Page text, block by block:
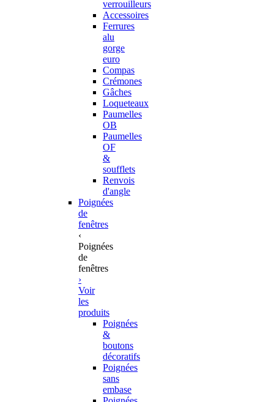
verrouilleurs
Accessoires
Ferrures
alu
gorge
euro
Compas
Crémones
Gâches
Loqueteaux
Paumelles
OB
Paumelles
OF
&
soufflets
Renvois
d'angle
Poignées
de
fenêtres
‹
Poignées
de
fenêtres
›
Voir
les
produits
Poignées
&
boutons
décoratifs
Poignées
sans
embase